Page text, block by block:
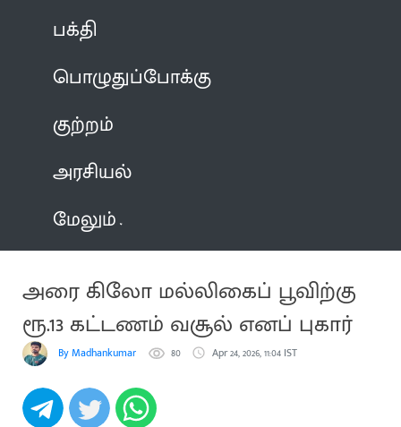
பக்தி
பொழுதுப்போக்கு
குற்றம்
அரசியல்
மேலும்
அரை கிலோ மல்லிகைப் பூவிற்கு
ரூ.13 கட்டணம் வசூல் எனப் புகார்
By Madhankumar 80 Apr 24, 2026, 11:04 IST